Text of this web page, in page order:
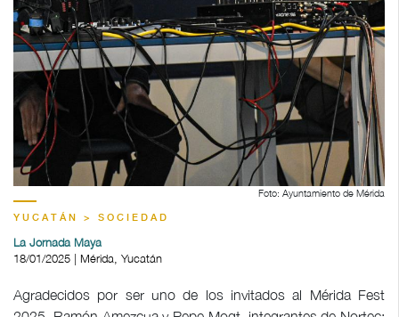
Foto: Ayuntamiento de Mérida
YUCATÁN > SOCIEDAD
La Jornada Maya
18/01/2025 | Mérida, Yucatán
Agradecidos por ser uno de los invitados al Mérida Fest